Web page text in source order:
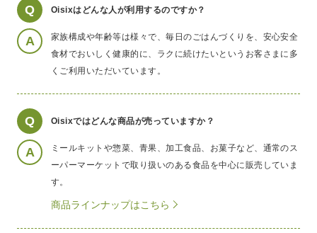
Q Oisixはどんな人が利用するのですか？
A
家族構成や年齢等は様々で、毎日のごはんづくりを、安心安全
食材でおいしく健康的に、ラクに続けたいというお客さまに多
くご利用いただいています。
Q Oisixではどんな商品が売っていますか？
A
ミールキットや惣菜、青果、加工食品、お菓子など、通常のス
ーパーマーケットで取り扱いのある食品を中心に販売していま
す。
商品ラインナップはこちら